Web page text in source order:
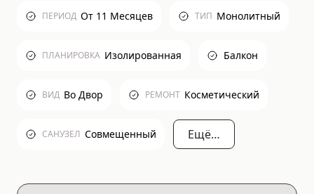
ПЕРИОД От 11 Месяцев ТИП Монолитный
ПЛАНИРОВКА Изолированная Балкон
ВИД Во Двор РЕМОНТ Косметический
САНУЗЕЛ Совмещенный Ещё…